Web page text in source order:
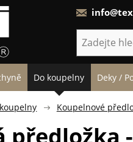
Do koupelny Deky /
Koupelnové
předložka